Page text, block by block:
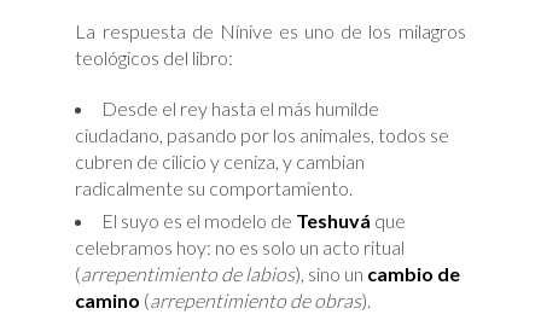
La respuesta de Nínive es uno de los milagros
teológicos del libro:
Desde el rey hasta el más humilde
ciudadano, pasando por los animales, todos se
cubren de cilicio y ceniza, y cambian
radicalmente su comportamiento.
El suyo es el modelo de Teshuvá que
celebramos hoy: no es solo un acto ritual
(arrepentimiento de labios), sino un cambio de
camino (arrepentimiento de obras).